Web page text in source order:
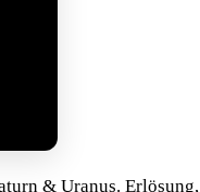
& Uranus. Erlösung,